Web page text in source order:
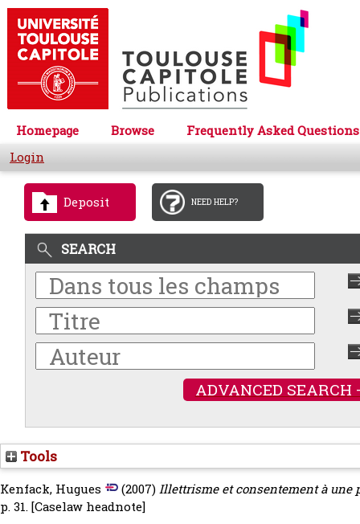
Homepage Browse
Frequently Asked Questions
Login
Deposit NEED HELP?
SEARCH
ADVANCED SEARCH
Tools
Kenfack, Hugues (2007)Illettrisme et consentement à une
p. 31.[Caselaw headnote]